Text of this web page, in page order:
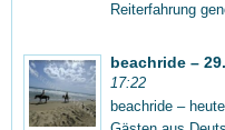
Reiterfahrung
beachride –
17:22
beachride –